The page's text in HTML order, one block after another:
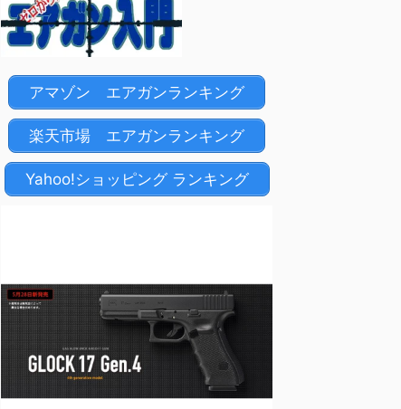
アマゾン エアガンランキング
楽天市場 エアガンランキング
Yahoo!ショッピング ランキング